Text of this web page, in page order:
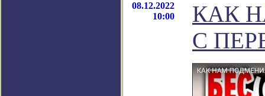
08.12.2022
10:00
КАК
С